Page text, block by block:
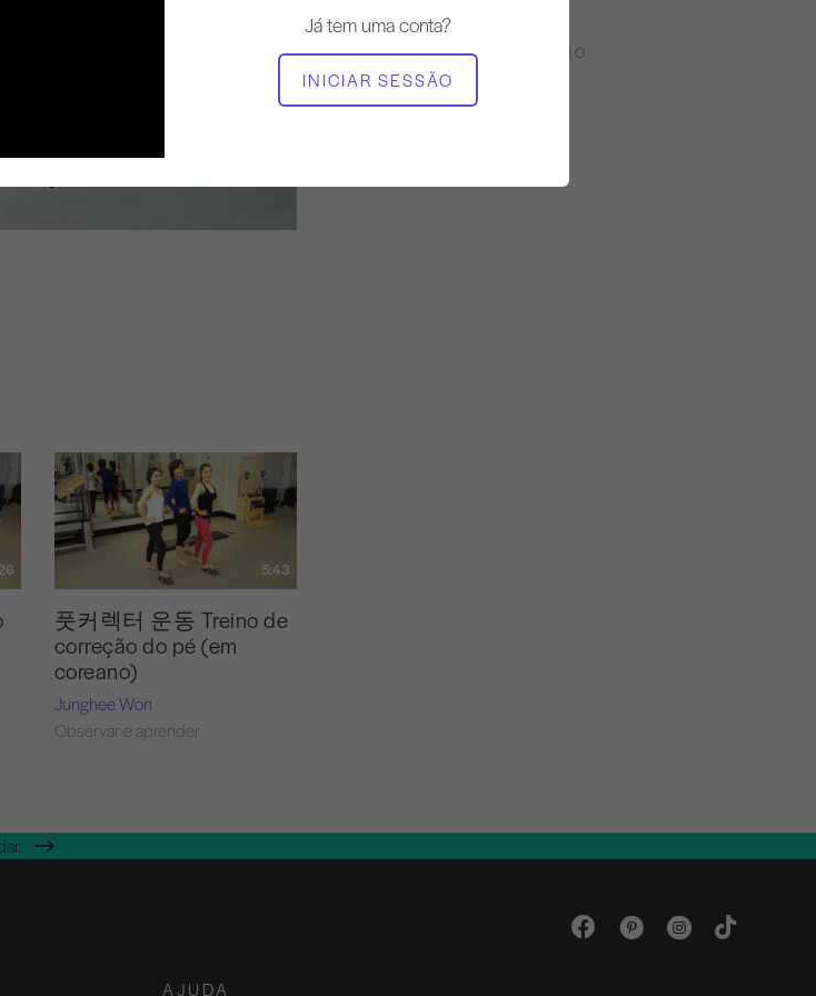
Já tem uma conta?
INICIAR SESSÃO
EQUIPAMENTO NECESSÁRIO
Corretor de pés
5:43
풋커렉터 운동 Treino de
correção do pé (em
coreano)
Junghee Won
Observar e aprender
AJUDA